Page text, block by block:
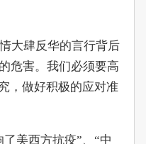
大肆反华的言行背后
危害。我们必须要高
，做好积极的应对准
美西方抗疫”、“中